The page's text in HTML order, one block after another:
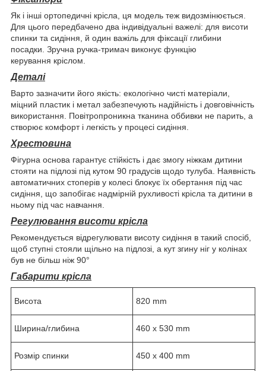
Як і інші ортопедичні крісла, ця модель теж видозмінюється.
Для цього передбачено два індивідуальні важелі: для висоти
спинки та сидіння, й один важіль для фіксації глибини
посадки. Зручна ручка-тримач виконує функцію
керування кріслом.
Деталі
Варто зазначити його якість: екологічно чисті матеріали,
міцний пластик і метал забезпечують надійність і довговічність
використання. Повітропроникна тканина оббивки не парить, а
створює комфорт і легкість у процесі сидіння.
Хрестовина
Фігурна основа гарантує стійкість і дає змогу ніжкам дитини
стояти на підлозі під кутом 90 градусів щодо тулуба. Наявність
автоматичних стоперів у колесі блокує їх обертання під час
сидіння, що запобігає надмірній рухливості крісла та дитини в
ньому під час навчання.
Регулювання висоти крісла
Рекомендується відрегулювати висоту сидіння в такий спосіб,
щоб ступні стояли щільно на підлозі, а кут згину ніг у колінах
був не більш ніж 90°
Габарити крісла
Висота 820 mm
Ширина/глибина 460 x 530 mm
Розмір спинки 450 x 400 mm